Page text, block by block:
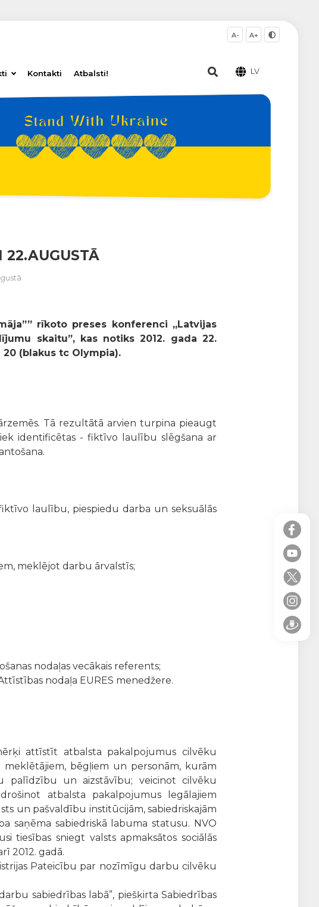
Kontakti Atbalsti!
A- A+
LV
22.AUGUSTĀ
rīkoto preses konferenci „Latvijas
skaitu”, kas notiks 2012. gada 22.
20 (blakus tc Olympia).
Tā rezultātā arvien turpina pieaugt
identificētas - fiktīvo laulību slēgšana ar
laulību, piespiedu darba un seksuālās
meklējot darbu ārvalstīs;
nodaļas vecākais referents;
nodaļa EURES menedžere.
attīstīt atbalsta pakalpojumus cilvēku
bēgļiem un personām, kurām
palīdzību un aizstāvību; veicinot cilvēku
atbalsta pakalpojumus legālajiem
un pašvaldību institūcijām, sabiedriskajām
saņēma sabiedriskā labuma statusu. NVO
tiesības sniegt valsts apmaksātos sociālās
2012. gadā.
Pateicību par nozīmīgu darbu cilvēku
sabiedrības labā”, piešķirta Sabiedrības